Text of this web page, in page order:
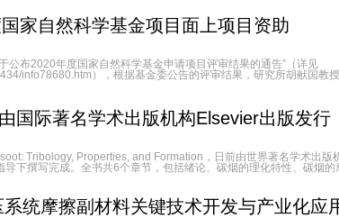
家自然科学基金项目面上项目资助
公布2020年度国家自然科学基金申请项目评审结果的通告”（详见
info78680.htm），根据基金委公告的评审结果，研究所胡献国教
国际著名学术出版机构Elsevier出版发行
Tribology, Properties, and Formation，日前由世界著名学术出
下撰写完成。全书共6个章节，包括绪论、碳烟的理化特性、碳烟的
统摩擦副材料关键技术开发与产业化应